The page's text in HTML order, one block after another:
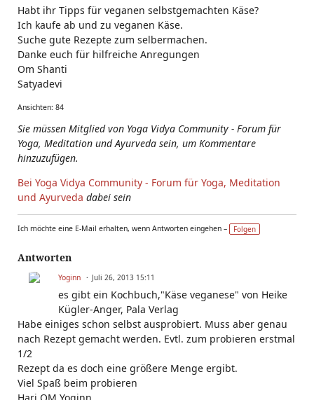
Habt ihr Tipps für veganen selbstgemachten Käse?
Ich kaufe ab und zu veganen Käse.
Suche gute Rezepte zum selbermachen.
Danke euch für hilfreiche Anregungen
Om Shanti
Satyadevi
Ansichten: 84
Sie müssen Mitglied von Yoga Vidya Community - Forum für
Yoga, Meditation und Ayurveda sein, um Kommentare
hinzuzufügen.
Bei Yoga Vidya Community - Forum für Yoga, Meditation
und Ayurveda dabei sein
Ich möchte eine E-Mail erhalten, wenn Antworten eingehen – Folgen
Antworten
Yoginn Juli 26, 2013 15:11
es gibt ein Kochbuch,"Käse veganese" von Heike
Kügler-Anger, Pala Verlag
Habe einiges schon selbst ausprobiert. Muss aber genau
nach Rezept gemacht werden. Evtl. zum probieren erstmal
1/2
Rezept da es doch eine größere Menge ergibt.
Viel Spaß beim probieren
Hari OM Yoginn